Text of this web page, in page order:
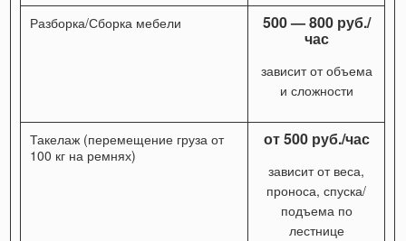
Разборка/Сборка мебели 500 — 800 руб./
час
зависит от объема
и сложности
Такелаж (перемещение груза от
100 кг на ремнях)
от 500 руб./час
зависит от веса,
проноса, спуска/
подъема по
лестнице